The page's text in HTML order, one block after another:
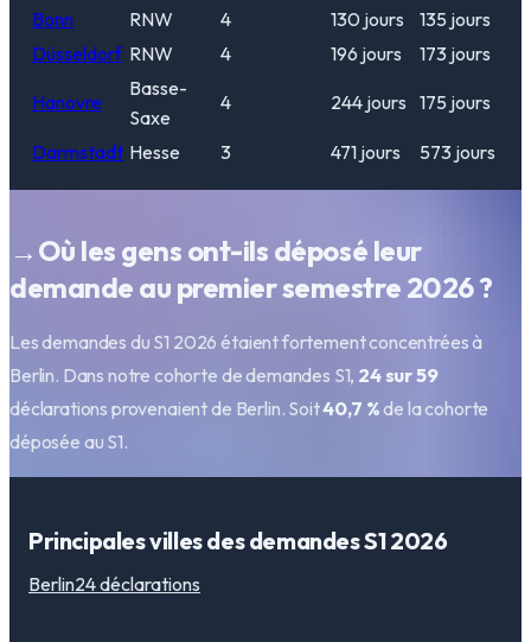
Bonn
RNW 4 130 jours 135 jours
Düsseldorf RNW 4 196 jours 173 jours
Hanovre
Basse-
Saxe
4 244 jours 175 jours
Darmstadt Hesse 3 471 jours 573 jours
→ Où les gens ont-ils déposé leur
demande au premier semestre 2026 ?
Les demandes du S1 2026 étaient fortement concentrées à
Berlin. Dans notre cohorte de demandes S1, 24 sur 59
déclarations provenaient de Berlin. Soit40,7 % de la cohorte
déposée au S1.
Principales villes des demandes S1 2026
Berlin24déclarations